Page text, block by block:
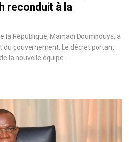
reconduit à la
la République, Mamadi Doumbouya, a
du gouvernement. Le décret portant
la nouvelle équipe…